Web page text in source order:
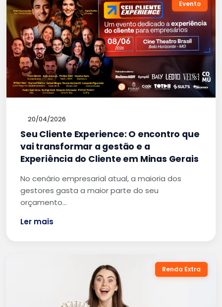
Evento
20/04/2026
Seu Cliente Experience: O encontro que
vai transformar a gestão e a
Experiência do Cliente em Minas Gerais
No cenário empresarial atual, a maioria dos
gestores gasta a maior parte do seu
orçamento…
Ler mais
Renda Extra